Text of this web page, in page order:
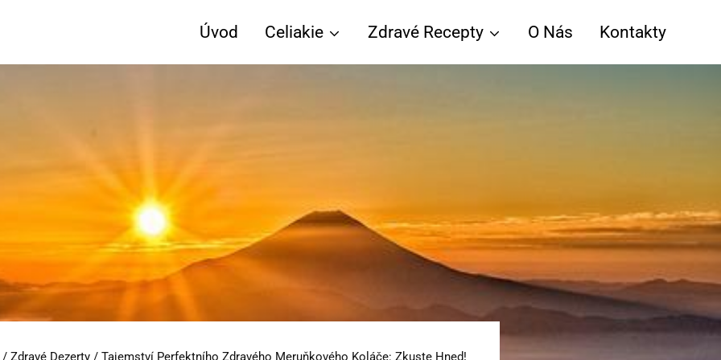
Úvod Celiakie Zdravé Recepty O Nás Kontakty
/ Zdravé Dezerty / Tajemství Perfektního Zdravého Meruňkového Koláče: Zkuste Hned!